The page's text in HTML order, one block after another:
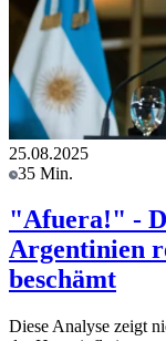
25.08.2025
35 Min.
"Afuera!" -
Argentinien
beschämt
Diese Analyse zeigt